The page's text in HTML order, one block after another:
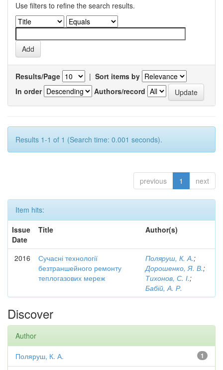
Use filters to refine the search results.
Results/Page | Sort items by
In order
Authors/record
Results 1-1 of 1 (Search time: 0.001 seconds).
previous 1 next
Item hits:
Issue
Date
Title Author(s)
2016
Сучасні технології
безтраншейного ремонту
теплогазових мереж
Поляруш, К. А.;
Дорошенко, Я. В.;
Тихонов, С. І.;
Бабій, А. Р.
Discover
Author
1
Поляруш, К. А.